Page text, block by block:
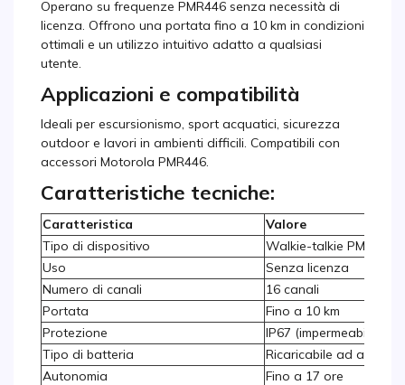
Operano su frequenze PMR446 senza necessità di
licenza. Offrono una portata fino a 10 km in condizioni
ottimali e un utilizzo intuitivo adatto a qualsiasi
utente.
Applicazioni e compatibilità
Ideali per escursionismo, sport acquatici, sicurezza
outdoor e lavori in ambienti difficili. Compatibili con
accessori Motorola PMR446.
Caratteristiche tecniche:
Caratteristica
Valore
Tipo di dispositivo
Walkie-talkie PMR446
Uso
Senza licenza
Numero di canali
16 canali
Portata
Fino a 10 km
Protezione
IP67 (impermeabile e
Tipo di batteria
Ricaricabile ad alta
Autonomia
Fino a 17 ore